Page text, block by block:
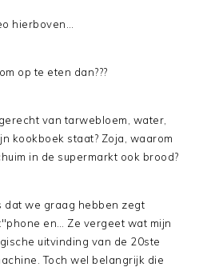
hierboven…
op te eten dan???
van tarwebloem, water,
kookboek staat? Zoja, waarom
in de supermarkt ook brood?
we graag hebben zegt
en… Ze vergeet wat mijn
uitvinding van de 20ste
Toch wel belangrijk die